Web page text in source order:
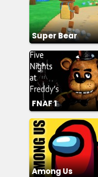
Super Bear
Adventure
FNAF 1
Among Us